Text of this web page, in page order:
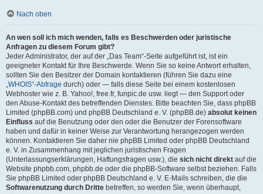
Nach oben
An wen soll ich mich wenden, falls es Beschwerden oder juristische
Anfragen zu diesem Forum gibt?
Jeder Administrator, der auf der „Das Team“-Seite aufgeführt ist, ist ein
geeigneter Kontakt für Ihre Beschwerde. Wenn Sie so keine Antwort erhalten,
sollten Sie den Besitzer der Domain kontaktieren (führen Sie dazu eine
„WHOIS“-Abfrage durch) oder — falls diese Seite bei einem kostenlosen
Webhoster wie z. B. Yahoo!, free.fr, funpic.de usw. liegt — den Support oder
den Abuse-Kontakt des betreffenden Dienstes. Bitte beachten Sie, dass phpBB
Limited (phpBB.com) und phpBB Deutschland e. V. (phpBB.de) absolut keinen
Einfluss auf die Benutzung oder den oder die Benutzer der Forensoftware
haben und dafür in keiner Weise zur Verantwortung herangezogen werden
können. Kontaktieren Sie daher nie phpBB Limited oder phpBB Deutschland
e. V. in Zusammenhang mit jeglichen juristischen Fragen
(Unterlassungserklärungen, Haftungsfragen usw.), die sich nicht direkt auf die
Website phpbb.com, phpbb.de oder die phpBB-Software selbst beziehen. Falls
Sie phpBB Limited oder phpBB Deutschland e. V. E-Mails schreiben, die die
Softwarenutzung durch Dritte betreffen, so werden Sie, wenn überhaupt,